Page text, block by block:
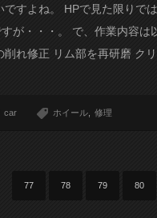
ですよね。 HPで見た限りで
が・・・。 で、作業内容は
削れ修正 リム部を再研磨 ク
car ホイール 修理
77 78 79 80